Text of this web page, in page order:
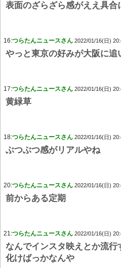
表面のざらざら感がええ具合
16:つらたんニュースさん 2022/01/16(日)
やっと東京の好みが大阪に追
17:つらたんニュースさん 2022/01/16(日)
黄緑草
18:つらたんニュースさん 2022/01/16(日)
ぶつぶつ感がリアルやね
20:つらたんニュースさん 2022/01/16(日)
前からある定期
21:つらたんニュースさん 2022/01/16(日)
なんでインスタ映えとか流
化けばっかなんや